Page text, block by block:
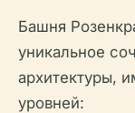
Башня
уникальное
архитектуры,
уровней: